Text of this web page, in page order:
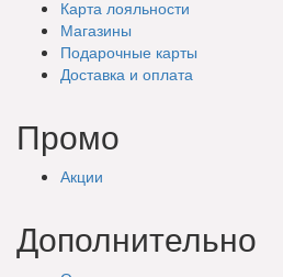
Карта лояльности
Магазины
Подарочные карты
Доставка и оплата
Промо
Акции
Дополнительно